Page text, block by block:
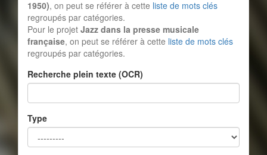
1950), on peut se référer à cette liste de mots clés
regroupés par catégories.
Pour le projet Jazz dans la presse musicale
française, on peut se référer à cette liste de mots clés
regroupés par catégories.
Recherche plein texte (OCR)
Type